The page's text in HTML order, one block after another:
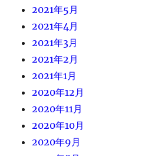
2021年5月
2021年4月
2021年3月
2021年2月
2021年1月
2020年12月
2020年11月
2020年10月
2020年9月